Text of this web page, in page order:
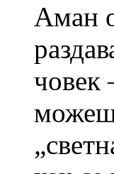
Аман
човек